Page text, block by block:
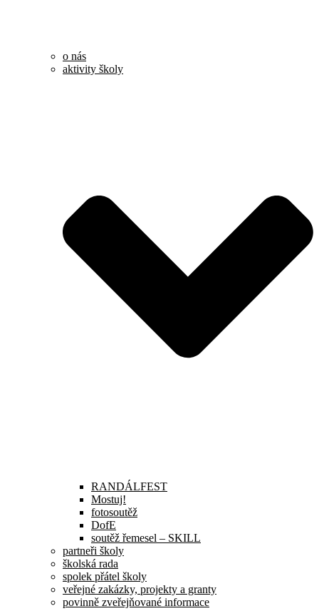
o nás
aktivity školy
RANDÁLFEST
Mostuj!
fotosoutěž
DofE
soutěž řemesel – SKILL
partneři školy
školská rada
spolek přátel školy
veřejné zakázky, projekty a granty
povinně zveřejňované informace